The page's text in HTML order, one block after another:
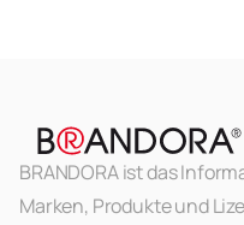
BRANDORA ist das
Marken, Produkte und